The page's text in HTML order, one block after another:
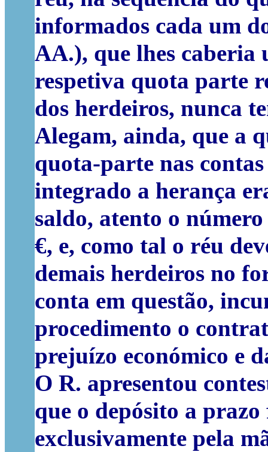
informados cada um
AA.), que lhes caberia
respetiva quota parte
dos herdeiros, nunca
Alegam, ainda, que a
quota-parte nas
integrado a herança
saldo, atento o
€, e, como tal o réu
demais herdeiros no
conta em questão,
procedimento o
prejuízo económico e
O R. apresentou
que o depósito a
exclusivamente pela